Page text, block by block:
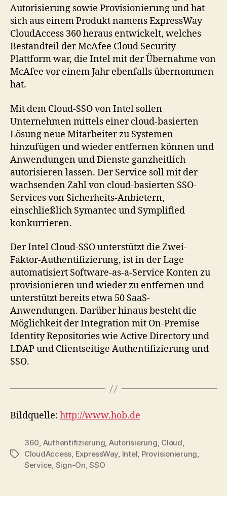
Autorisierung sowie Provisionierung und hat
sich aus einem Produkt namens ExpressWay
CloudAccess 360 heraus entwickelt, welches
Bestandteil der McAfee Cloud Security
Plattform war, die Intel mit der Übernahme von
McAfee vor einem Jahr ebenfalls übernommen
hat.
Mit dem Cloud-SSO von Intel sollen
Unternehmen mittels einer cloud-basierten
Lösung neue Mitarbeiter zu Systemen
hinzufügen und wieder entfernen können und
Anwendungen und Dienste ganzheitlich
autorisieren lassen. Der Service soll mit der
wachsenden Zahl von cloud-basierten SSO-
Services von Sicherheits-Anbietern,
einschließlich Symantec und Symplified
konkurrieren.
Der Intel Cloud-SSO unterstützt die Zwei-
Faktor-Authentifizierung, ist in der Lage
automatisiert Software-as-a-Service Konten zu
provisionieren und wieder zu entfernen und
unterstützt bereits etwa 50 SaaS-
Anwendungen. Darüber hinaus besteht die
Möglichkeit der Integration mit On-Premise
Identity Repositories wie Active Directory und
LDAP und Clientseitige Authentifizierung und
SSO.
Bildquelle: http://www.hob.de
Tags
360, Authentifizierung, Autorisierung, Cloud,
CloudAccess, ExpressWay, Intel, Provisionierung,
Service, Sign-On,SSO